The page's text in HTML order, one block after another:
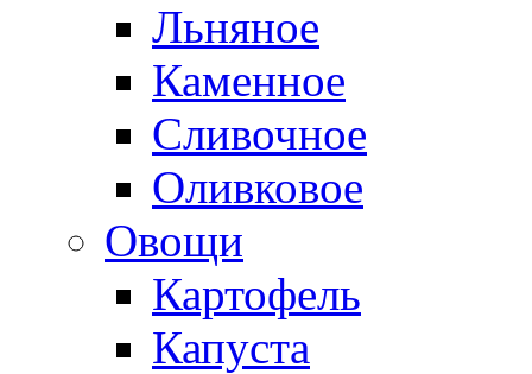
Льняное
Каменное
Сливочное
Оливковое
Овощи
Картофель
Капуста